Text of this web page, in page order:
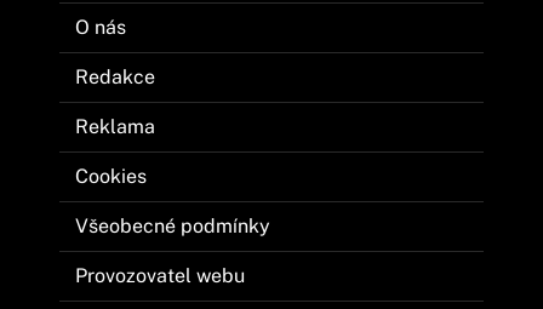
O nás
Redakce
Reklama
Cookies
Všeobecné podmínky
Provozovatel webu